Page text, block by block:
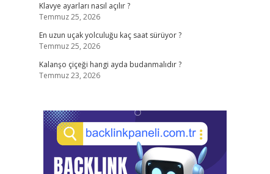
Klavye ayarları nasıl açılır ?
Temmuz 25, 2026
En uzun uçak yolculuğu kaç saat sürüyor ?
Temmuz 25, 2026
Kalanşo çiçeği hangi ayda budanmalıdır ?
Temmuz 23, 2026